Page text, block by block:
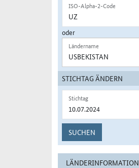
ISO-Alpha-2-Code
oder
Ländername
STICHTAG ÄNDERN
Stichtag
SUCHEN
LÄNDERINFORMATION